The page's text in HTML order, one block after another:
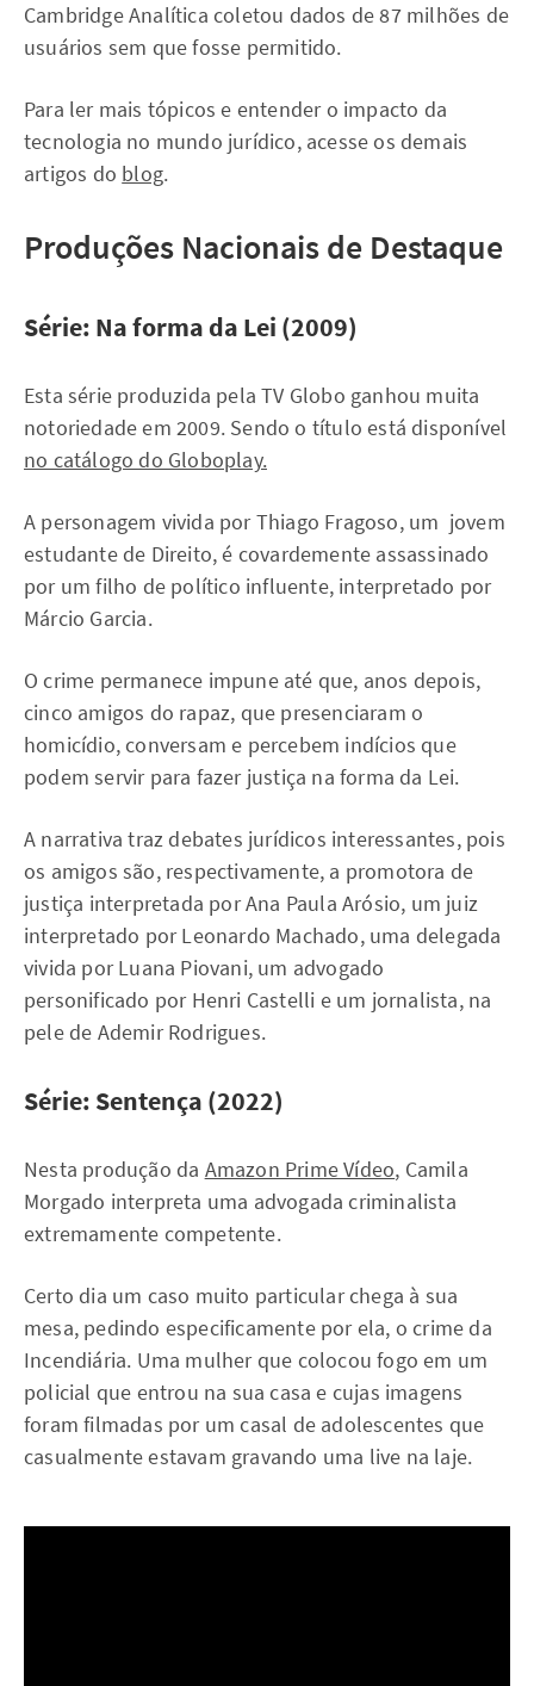
Cambridge Analítica coletou dados de 87 milhões de
usuários sem que fosse permitido.
Para ler mais tópicos e entender o impacto da
tecnologia no mundo jurídico, acesse os demais
artigos do blog.
Produções Nacionais de Destaque
Série: Na forma da Lei (2009)
Esta série produzida pela TV Globo ganhou muita
notoriedade em 2009. Sendo o título está disponível
no catálogo do Globoplay.
A personagem vivida por Thiago Fragoso, um jovem
estudante de Direito, é covardemente assassinado
por um filho de político influente, interpretado por
Márcio Garcia.
O crime permanece impune até que, anos depois,
cinco amigos do rapaz, que presenciaram o
homicídio, conversam e percebem indícios que
podem servir para fazer justiça na forma da Lei.
A narrativa traz debates jurídicos interessantes, pois
os amigos são, respectivamente, a promotora de
justiça interpretada por Ana Paula Arósio, um juiz
interpretado por Leonardo Machado, uma delegada
vivida por Luana Piovani, um advogado
personificado por Henri Castelli e um jornalista, na
pele de Ademir Rodrigues.
Série: Sentença (2022)
Nesta produção da Amazon Prime Vídeo, Camila
Morgado interpreta uma advogada criminalista
extremamente competente.
Certo dia um caso muito particular chega à sua
mesa, pedindo especificamente por ela, o crime da
Incendiária. Uma mulher que colocou fogo em um
policial que entrou na sua casa e cujas imagens
foram filmadas por um casal de adolescentes que
casualmente estavam gravando uma live na laje.